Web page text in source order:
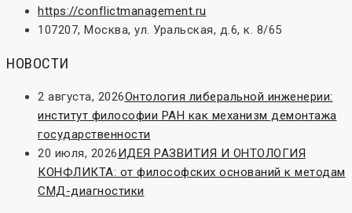
https://conflictmanagement.ru
107207, Москва, ул. Уральская, д.6, к. 8/65
НОВОСТИ
2 августа, 2026Онтология либеральной инженерии:
институт философии РАН как механизм демонтажа
государственности
20 июля, 2026ИДЕЯ РАЗВИТИЯ И ОНТОЛОГИЯ
КОНФЛИКТА: от философских оснований к методам
СМД-диагностики